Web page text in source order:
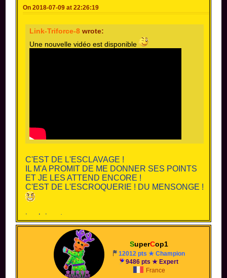
On 2018-07-09 at 22:26:19
Link-Triforce-8 wrote:
Une nouvelle vidéo est disponible
C'EST DE L'ESCLAVAGE !
IL M'A PROMIT DE ME DONNER SES POINTS
ET JE LES ATTEND ENCORE !
C'EST DE L'ESCROQUERIE ! DU MENSONGE !
je plaisante
SuperCop1
12012 pts ★ Champion
9486 pts ★ Expert
France